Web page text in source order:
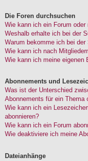
Die Foren durchsuchen
Wie kann ich ein Forum
Weshalb erhalte ich bei der
Warum bekomme ich bei
Wie kann ich nach
Wie kann ich meine eigenen
Abonnements und
Was ist der Unterschied
Abonnements für ein Thema
Wie kann ich ein
abonnieren?
Wie kann ich ein Forum
Wie deaktiviere ich meine
Dateianhänge